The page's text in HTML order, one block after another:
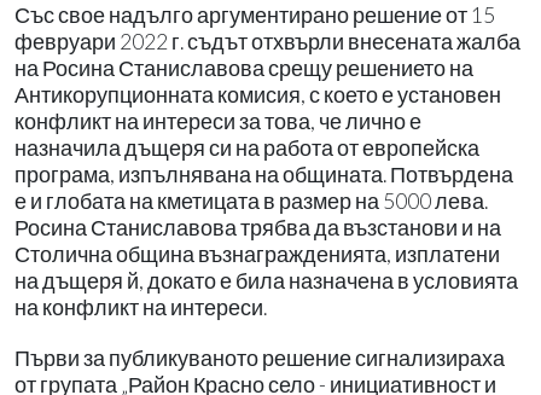
Със свое надълго аргументирано решение от 15
февруари 2022 г. съдът отхвърли внесената жалба
на Росина Станиславова срещу решението на
Антикорупционната комисия, с което е установен
конфликт на интереси за това, че лично е
назначила дъщеря си на работа от европейска
програма, изпълнявана на общината. Потвърдена
е и глобата на кметицата в размер на 5000 лева.
Росина Станиславова трябва да възстанови и на
Столична община възнагражденията, изплатени
на дъщеря й, докато е била назначена в условията
на конфликт на интереси.
Първи за публикуваното решение сигнализираха
от групата „Район Красно село - инициативност и